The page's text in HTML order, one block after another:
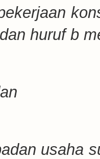
huruf b
usaha